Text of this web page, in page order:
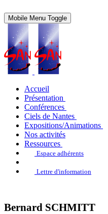
Mobile Menu Toggle
Accueil
Présentation
Conférences
Ciels de Nantes
Expositions/Animations
Nos activités
Ressources
Espace adhérents
Lettre d'information
Bernard SCHMITT